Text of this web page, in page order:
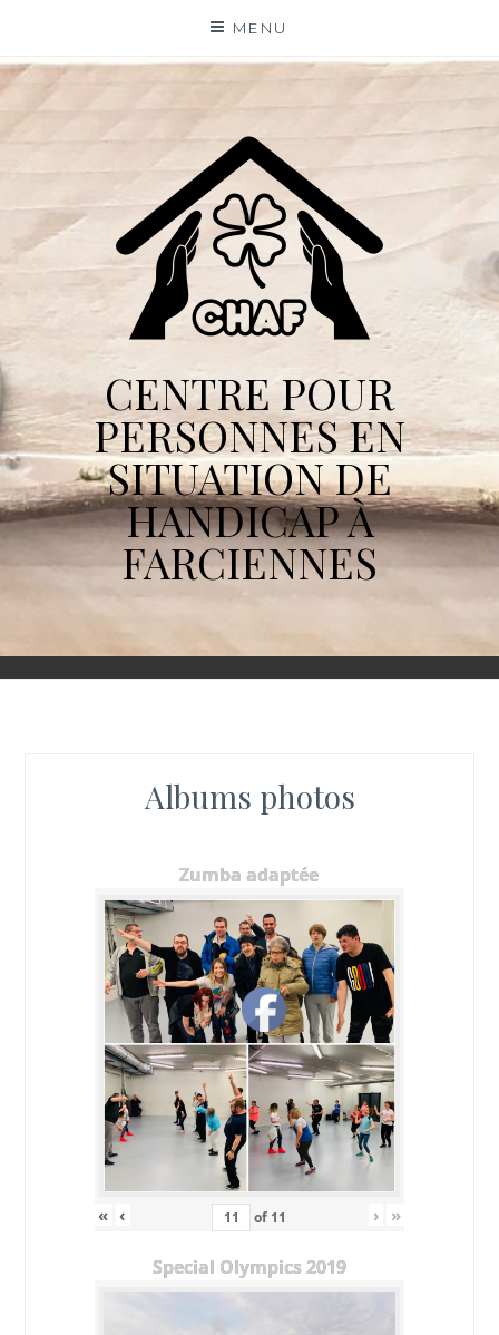
content
MENU
CENTRE POUR
PERSONNES EN
SITUATION DE
HANDICAP À
FARCIENNES
Albums photos
Zumba adaptée
« ‹ of 11 › »
Special Olympics 2019